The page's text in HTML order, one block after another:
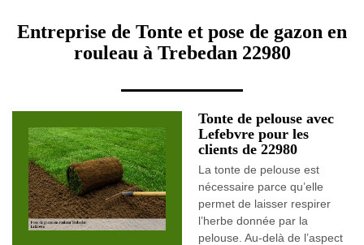
Entreprise de Tonte et pose de gazon en
rouleau à Trebedan 22980
Tonte de pelouse avec
Lefebvre pour les
clients de 22980
La tonte de pelouse est
nécessaire parce qu’elle
permet de laisser respirer
l’herbe donnée par la
pelouse. Au-delà de l’aspect